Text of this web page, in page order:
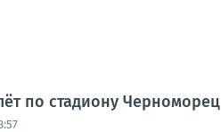
по стадиону Черноморец